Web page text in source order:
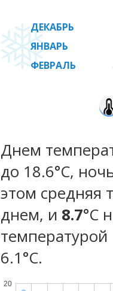
ДЕКАБРЬ
ЯНВАРЬ
ФЕВРАЛЬ
Днем
до 18.6°C,
этом средняя
днем, и 8.7°C
температурой
6.1°С.
20